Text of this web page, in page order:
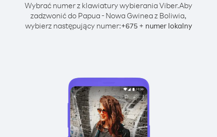
Wybrać numer z klawiatury wybierania Viber.Aby
zadzwonić do Papua - Nowa Gwinea z Boliwia,
wybierz następujący numer:+675+ numer lokalny